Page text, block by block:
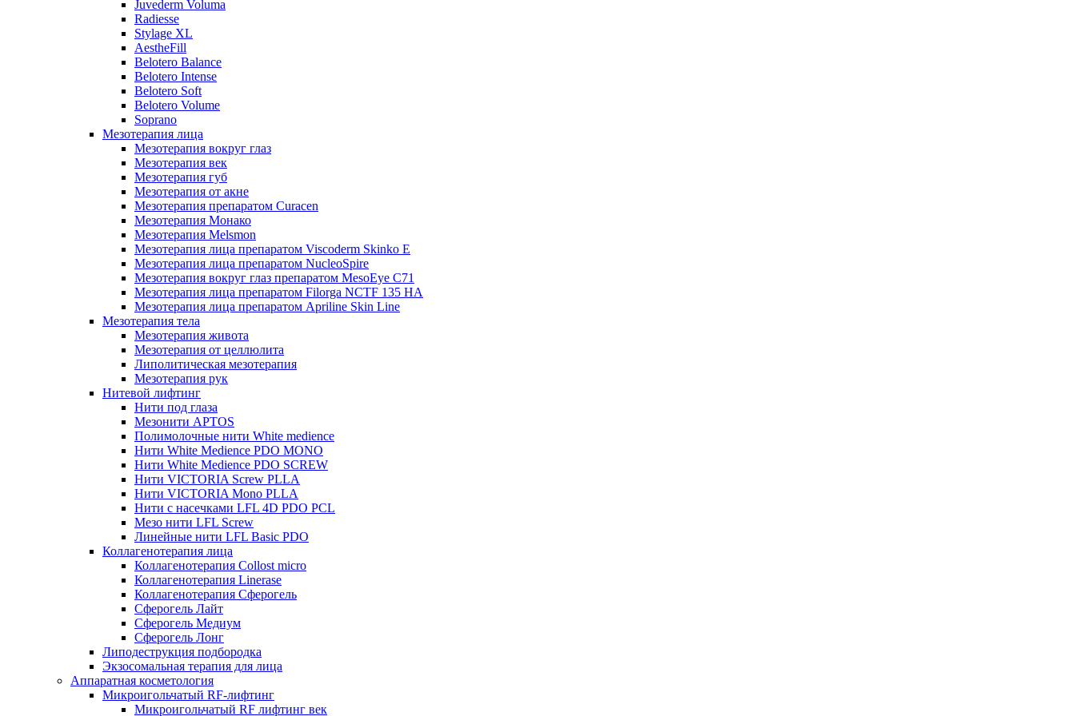
Juvederm Voluma
Radiesse
Stylage XL
AestheFill
Belotero Balance
Belotero Intense
Belotero Soft
Belotero Volume
Soprano
Мезотерапия лица
Мезотерапия вокруг глаз
Мезотерапия век
Мезотерапия губ
Мезотерапия от акне
Мезотерапия препаратом Curacen
Мезотерапия Монако
Мезотерапия Melsmon
Мезотерапия лица препаратом Viscoderm Skinko E
Мезотерапия лица препаратом NucleoSpire
Мезотерапия вокруг глаз препаратом MesoEye С71
Мезотерапия лица препаратом Filorga NCTF 135 HA
Мезотерапия лица препаратом Apriline Skin Line
Мезотерапия тела
Мезотерапия живота
Мезотерапия от целлюлита
Липолитическая мезотерапия
Мезотерапия рук
Нитевой лифтинг
Нити под глаза
Мезонити APTOS
Полимолочные нити White medience
Нити White Medience PDO MONO
Нити White Medience PDO SCREW
Нити VICTORIA Screw PLLA
Нити VICTORIA Mono PLLA
Нити с насечками LFL 4D PDO PCL
Мезо нити LFL Screw
Линейные нити LFL Basic PDO
Коллагенотерапия лица
Коллагенотерапия Collost micro
Коллагенотерапия Linerase
Коллагенотерапия Сферогель
Сферогель Лайт
Сферогель Медиум
Сферогель Лонг
Липодеструкция подбородка
Экзосомальная терапия для лица
Аппаратная косметология
Микроигольчатый RF-лифтинг
Микроигольчатый RF лифтинг век